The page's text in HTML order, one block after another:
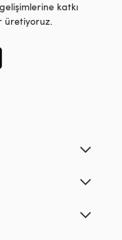
katkı
üretiyoruz.